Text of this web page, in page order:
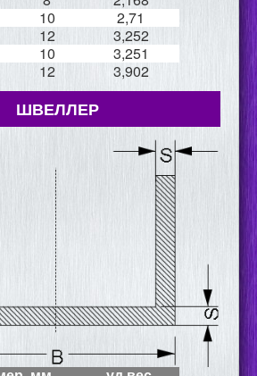
10
2,71
12
3,252
10
3,251
12 3,902
ШВЕЛЛЕР